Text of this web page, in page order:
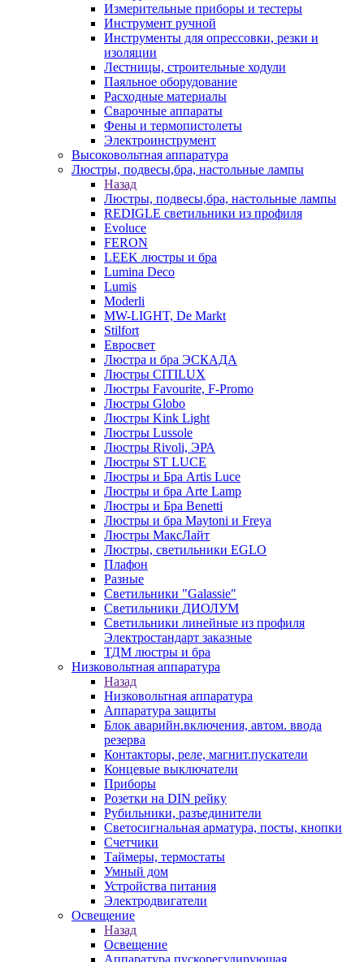
Измерительные приборы и тестеры
Инструмент ручной
Инструменты для опрессовки, резки и
изоляции
Лестницы, строительные ходули
Паяльное оборудование
Расходные материалы
Сварочные аппараты
Фены и термопистолеты
Электроинструмент
Высоковольтная аппаратура
Люстры, подвесы,бра, настольные лампы
Назад
Люстры, подвесы,бра, настольные лампы
REDIGLE светильники из профиля
Evoluce
FERON
LEEK люстры и бра
Lumina Deco
Lumis
Moderli
MW-LIGHT, De Markt
Stilfort
Евросвет
Люстра и бра ЭСКАДА
Люстры CITILUX
Люстры Favourite, F-Promo
Люстры Globo
Люстры Kink Light
Люстры Lussole
Люстры Rivoli, ЭРА
Люстры ST LUCE
Люстры и Бра Artis Luce
Люстры и бра Arte Lamp
Люстры и Бра Benetti
Люстры и бра Maytoni и Freya
Люстры МаксЛайт
Люстры, светильники EGLO
Плафон
Разные
Светильники "Galassie"
Светильники ДИОЛУМ
Светильники линейные из профиля
Электростандарт заказные
ТДМ люстры и бра
Низковольтная аппаратура
Назад
Низковольтная аппаратура
Аппаратура защиты
Блок аварийн.включения, автом. ввода
резерва
Контакторы, реле, магнит.пускатели
Концевые выключатели
Приборы
Розетки на DIN рейку
Рубильники, разъединители
Светосигнальная арматура, посты, кнопки
Счетчики
Таймеры, термостаты
Умный дом
Устройства питания
Электродвигатели
Освещение
Назад
Освещение